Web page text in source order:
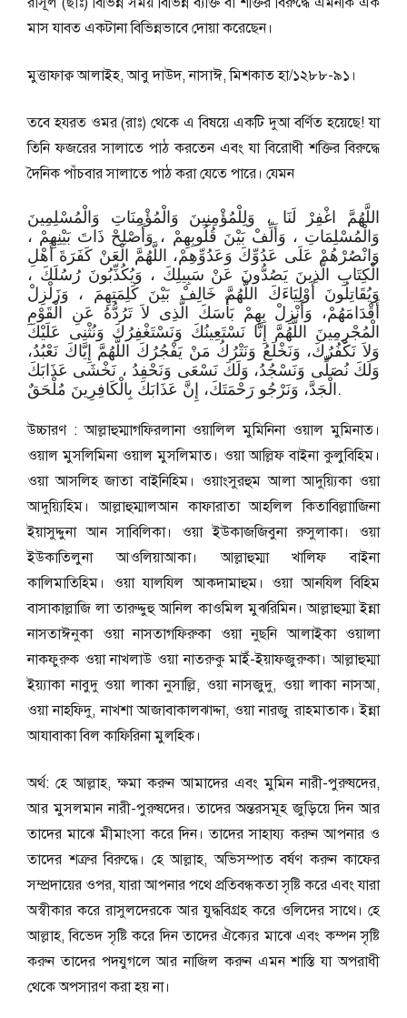
মাস যাবত একটানা বিভিন্নভাবে দোয়া করেছেন।
মুত্তাফাক্ব আলাইহ, আবু দাউদ, নাসাঈ, মিশকাত হা/১২৮৮-৯১।
তবে হযরত ওমর (রাঃ) থেকে এ বিষয়ে একটি দুআ বর্ণিত হয়েছে! যা
তিনি ফজরের সালাতে পাঠ করতেন এবং যা বিরোধী শক্তির বিরুদ্ধে
দৈনিক পাঁচবার সালাতে পাঠ করা যেতে পারে। যেমন
اللَّهُمَّ اغْفِرْ لَنَا ، وَلِلْمُؤْمِنِينَ وَالْمُؤْمِنَاتِ وَالْمُسْلِمِينَ
وَالْمُسْلِمَاتِ ، وَأَلِّفْ بَيْنَ قُلُوبِهِمْ ، وَأَصْلِحْ ذَاتَ بَيْنِهِمْ ،
وَانْصُرْهُمْ عَلَى عَدُوِّكَ وَعَدُوِّهِمْ، اللَّهُمَّ الْعَنْ كَفَرَةَ أَهْلِ
الْكِتَابِ الَّذِينَ يَصُدُّونَ عَنْ سَبِيلِكَ ، وَيُكُذِّبُونَ رُسُلَكَ ،
وَيُقَاتِلُونَ أَوْلِيَاءَكَ اللَّهُمَّ خَالِفْ بَيْنَ كَلِمَتِهِمَ ، وَزَلْزِلْ
أَقْدَامَهُمْ، وَأَنْزِلْ بِهِمْ بَأْسَكَ الَّذِى لاَ تَرُدُّهُ عَنِ الْقَوْمِ
الْمُجْرِمِينَ اللَّهُمَّ إِنَّا نَسْتَعِينُكَ وَنَسْتَغْفِرُكَ وَنُثْنِى عَلَيْكَ
وَلاَ نَكْفُرُكَ، وَنَخْلَعُ وَنَتْرُكُ مَنْ يَفْجُرُكَ اللَّهُمَّ إِيَّاكَ نَعْبُدُ،
وَلَكَ نُصَلِّى وَنَسْجُدُ، وَلَكَ نَسْعَى وَنَحْفِدُ ، نَخْشَى عَذَابَكَ
الْجَدَّ، وَنَرْجُو رَحْمَتَكَ، إِنَّ عَذَابَكَ بِالْكَافِرِينَ مُلْحَقٌ.
উচ্চারণ : আল্লাহুম্মাগফিরলানা ওয়ালিল মুমিনিনা ওয়াল মুমিনাত।
ওয়াল মুসলিমিনা ওয়াল মুসলিমাত। ওয়া আল্লিফ বাইনা কুলুবিহিম।
ওয়া আসলিহ জাতা বাইনিহিম। ওয়াংসুরহুম আলা আদুয়্যিকা ওয়া
আদুয়্যিহিম। আল্লাহুম্মালআন কাফারাতা আহলিল কিতাবিল্লাাজিনা
ইয়াসুদ্দুনা আন সাবিলিকা। ওয়া ইউকাজজিবুনা রুসুলাকা। ওয়া
ইউকাতিলুনা আওলিয়াআকা। আল্লাহুম্মা খালিফ বাইনা
কালিমাতিহিম। ওয়া যালযিল আকদামাহুম। ওয়া আনযিল বিহিম
বাসাকাল্লাজি লা তারুদ্দুহু আনিল কাওমিল মুঝরিমিন। আল্লাহুম্মা ইন্না
নাসতাঈনুকা ওয়া নাসতাগফিরুকা ওয়া নুছনি আলাইকা ওয়ালা
নাকফুরুক ওয়া নাখলাউ ওয়া নাতরুকু মাইঁ-ইয়াফজুরুকা। আল্লাহুম্মা
ইয়্যাকা নাবুদু ওয়া লাকা নুসাল্লি, ওয়া নাসজুদু, ওয়া লাকা নাসআ,
ওয়া নাহফিদু, নাখশা আজাবাকালঝাদ্দা, ওয়া নারজু রাহমাতাক। ইন্না
আযাবাকা বিল কাফিরিনা মুলহিক।
অর্থ: হে আল্লাহ, ক্ষমা করুন আমাদের এবং মুমিন নারী-পুরুষদের,
আর মুসলমান নারী-পুরুষদের। তাদের অন্তরসমূহ জুড়িয়ে দিন আর
তাদের মাঝে মীমাংসা করে দিন। তাদের সাহায্য করুন আপনার ও
তাদের শত্রুর বিরুদ্ধে। হে আল্লাহ, অভিসম্পাত বর্ষণ করুন কাফের
সম্প্রদায়ের ওপর, যারা আপনার পথে প্রতিবন্ধকতা সৃষ্টি করে এবং যারা
অস্বীকার করে রাসুলদেরকে আর যুদ্ধবিগ্রহ করে ওলিদের সাথে। হে
আল্লাহ, বিভেদ সৃষ্টি করে দিন তাদের ঐক্যের মাঝে এবং কম্পন সৃষ্টি
করুন তাদের পদযুগলে আর নাজিল করুন এমন শাস্তি যা অপরাধী
থেকে অপসারণ করা হয় না।